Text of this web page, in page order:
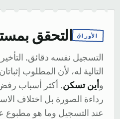
الأوراق التحقق
التسجيل نفسه دقائق.
التالية له، لأن المطلوب
وأين تسكن. أكثر أسباب
رداءة الصورة بل اختلاف
عند التسجيل وما هو مطبوع